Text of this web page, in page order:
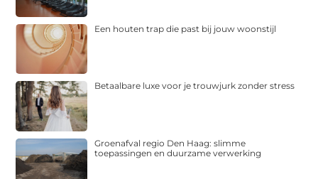
Een houten trap die past bij jouw woonstijl
Betaalbare luxe voor je trouwjurk zonder stress
Groenafval regio Den Haag: slimme
toepassingen en duurzame verwerking